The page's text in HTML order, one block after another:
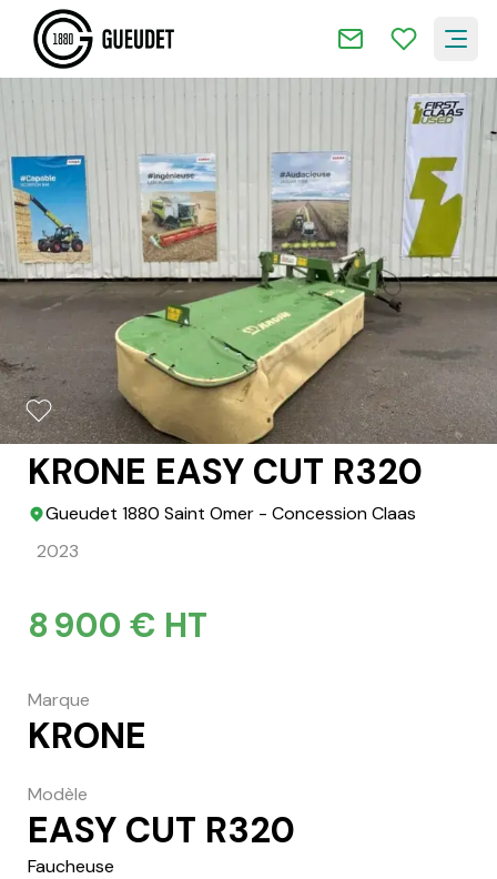
2/10
KRONE EASY CUT R320
Gueudet 1880 Saint Omer - Concession Claas
2023
8 900 € HT
Marque
KRONE
Modèle
EASY CUT R320
Faucheuse